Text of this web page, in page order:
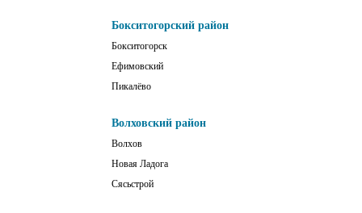
Бокситогорский район
Бокситогорск
Ефимовский
Пикалёво
Волховский район
Волхов
Новая Ладога
Сясьстрой